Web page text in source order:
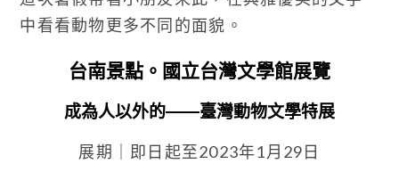
中看看動物更多不同的面貌。
台南景點。國立台灣文學館展覽
成為人以外的——臺灣動物文學特展
展期｜即日起至2023年1月29日